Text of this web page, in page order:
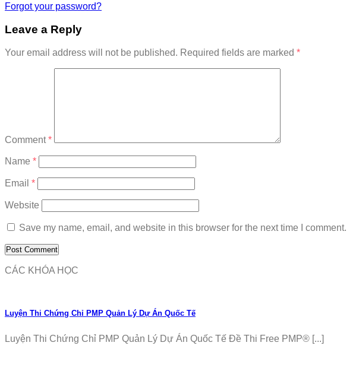
Forgot your password?
Leave a Reply
Your email address will not be published. Required fields are marked *
Comment*
Name *
Email *
Website
Save my name, email, and website in this browser for the next time I comment.
CÁC KHÓA HỌC
Luyện Thi Chứng Chỉ PMP Quản Lý Dự Án Quốc Tế
Luyện Thi Chứng Chỉ PMP Quản Lý Dự Án Quốc Tế Đề Thi Free PMP® [...]